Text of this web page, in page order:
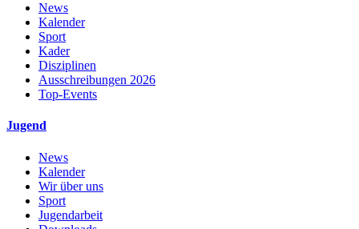
News
Kalender
Sport
Kader
Disziplinen
Ausschreibungen 2026
Top-Events
Jugend
News
Kalender
Wir über uns
Sport
Jugendarbeit